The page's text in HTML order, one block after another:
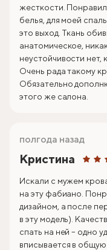
жесткости.
белья, для моей
это выход. Ткань
анатомическое,
неустойчивости нет,
Очень рада такому
Обязательно
этого же салона.
Кристина
полгода назад
Искали с мужем
на эту фабиано.
дизайном, а после
в эту модель).
спать на ней – одно
вписывается в